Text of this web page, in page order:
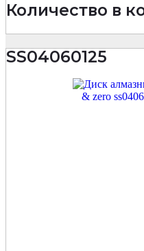
алмазный
Progress
MKSS
Количество в
SS04060125